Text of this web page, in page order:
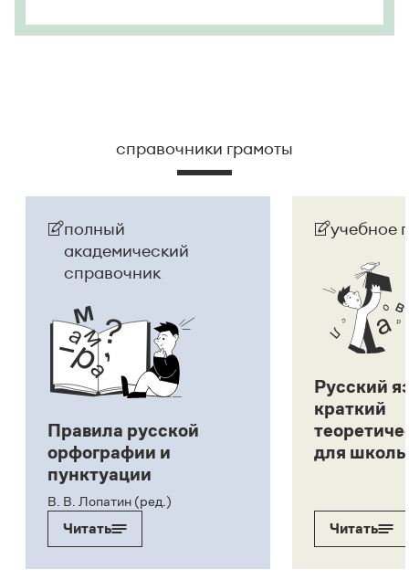
справочники грамоты
полный
академический
справочник
Правила русской
орфографии и
пунктуации
В. В. Лопатин (ред.)
Читать
учебное
Русский
краткий
для
Читать